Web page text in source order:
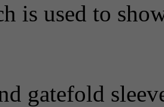
is used to
gatefold